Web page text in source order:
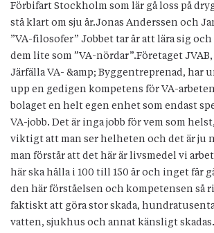
Förbifart Stockholm som lär gå loss på
stå klart om sju år.Jonas Anderssen och
”VA-filosofer” Jobbet tar år att lära sig
dem lite som ”VA-nördar”.Företaget
Järfälla VA- &amp; Byggentreprenad, har
upp en gedigen kompetens för VA-
bolaget en helt egen enhet som endast
VA-jobb. Det är inga jobb för vem som
viktigt att man ser helheten och det är ju
man förstår att det här är livsmedel vi
här ska hålla i 100 till 150 år och inget får
den här förståelsen och kompetensen så
faktiskt att göra stor skada,
vatten, sjukhus och annat känsligt